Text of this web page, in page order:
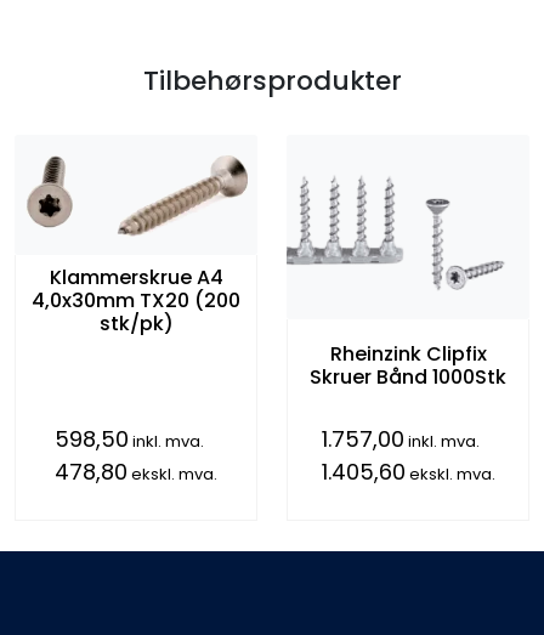
Tilbehørsprodukter
Klammerskrue A4
4,0x30mm TX20 (200
stk/pk)
598,50 inkl. mva.
478,80 ekskl. mva.
Rheinzink Clipfix
Skruer Bånd 1000Stk
1.757,00 inkl. mva.
1.405,60 ekskl. mva.